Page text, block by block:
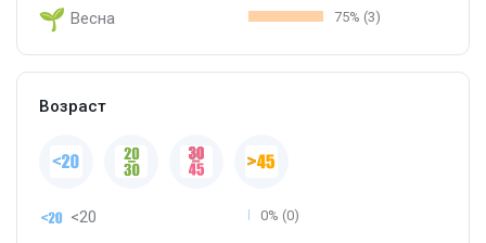
Весна 75% (3)
Возраст
<20 0% (0)